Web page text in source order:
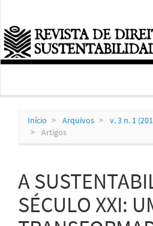
Conteúdo
principal
Barra
Lateral
Início Arquivos
v. 3 n. 1
Artigos
A
SÉCULO XXI: